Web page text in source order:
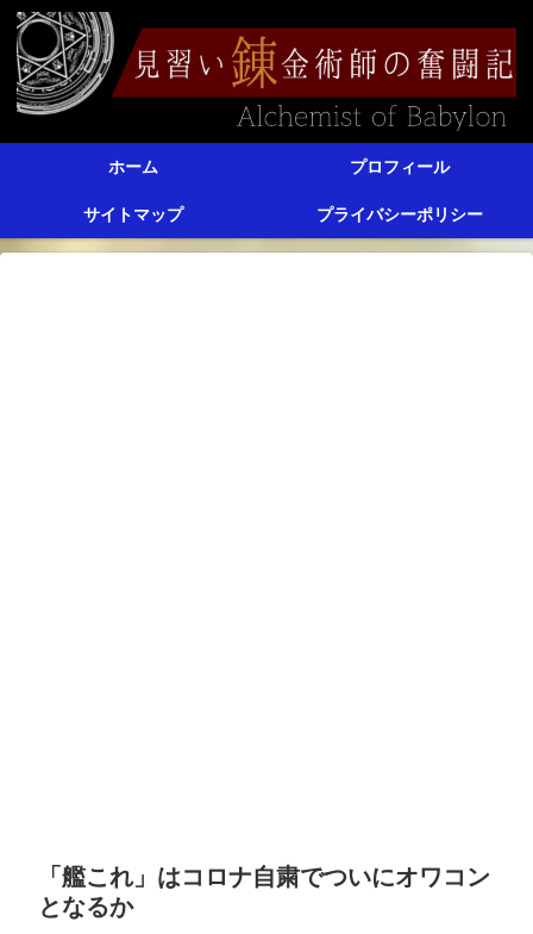
ホーム プロフィール
サイトマップ プライバシーポリシー
「艦これ」はコロナ自粛でついにオワコン
となるか